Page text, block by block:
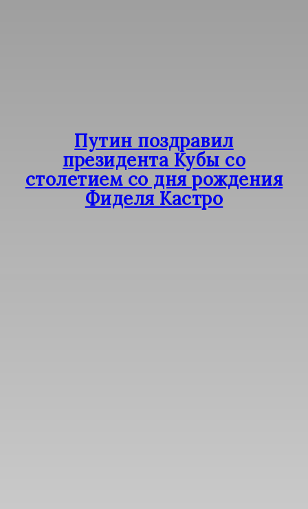
Путин поздравил
президента Кубы со
столетием со дня рождения
Фиделя Кастро